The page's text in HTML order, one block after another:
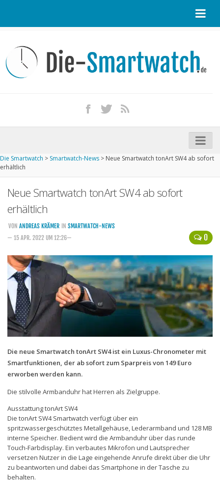
Kontakt / Tipp geben
Impressum
iPhone kaufen
Startseite
Kommende Smartwatches
Handytarife
BASE
Smartphonetarife
Datentarife
o2
Prepaid-Tarife
Datentarife
Flatrate-Prepaidtarife
Mobilfunk-Vergleichsrechner
Mobilfunk-Tarifrechner
Flatrate-Datentarife
Die Smartwatch > Smartwatch-News > Neue Smartwatch tonArt SW4 ab sofort
erhältlich
Neue Smartwatch tonArt SW4 ab sofort
erhältlich
0
VON ANDREAS KRÄMER IN SMARTWATCH-NEWS
— 15 APR. 2022 UM 12:26—
Die neue Smartwatch tonArt SW4 ist ein Luxus-Chronometer mit
Smartfunktionen, der ab sofort zum Sparpreis von 149 Euro
erworben werden kann.
Die stilvolle Armbanduhr hat Herren als Zielgruppe.
Ausstattung tonArt SW4
Die tonArt SW4 Smartwatch verfügt über ein
spritzwassergeschütztes Metallgehäuse, Lederarmband und 128 MB
interne Speicher. Bedient wird die Armbanduhr über das runde
Touch-Farbdisplay. Ein verbautes Mikrofon und Lautsprecher
versetzen Nutzer in die Lage eingehende Anrufe direkt über die Uhr
zu beantworten und dabei das Smartphone in der Tasche zu
behalten.